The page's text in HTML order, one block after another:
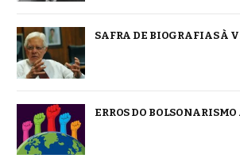
SAFRA DE BIOGRAFIAS À
ERROS DO